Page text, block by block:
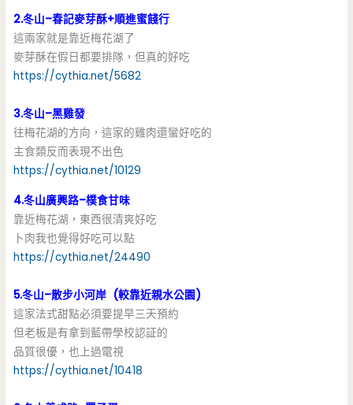
2.冬山–春記麥芽酥+順進蜜餞行
這兩家就是靠近梅花湖了
麥芽酥在假日都要排隊，但真的好吃
https://cythia.net/5682
3.冬山–黑雞發
往梅花湖的方向，這家的雞肉還蠻好吃的
主食類反而表現不出色
https://cythia.net/10129
4.冬山廣興路–樸食甘味
靠近梅花湖，東西很清爽好吃
卜肉我也覺得好吃可以點
https://cythia.net/24490
5.冬山–散步小河岸 (較靠近親水公園)
這家法式甜點必須要提早三天預約
但老板是有拿到藍帶學校認証的
品質很優，也上過電視
https://cythia.net/10418